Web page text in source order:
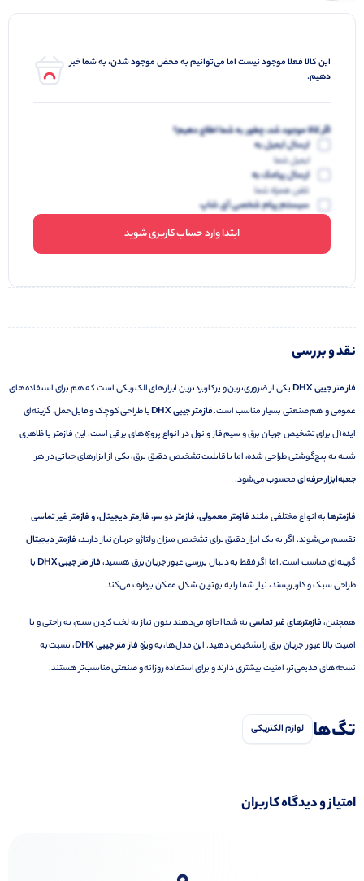
این کالا فعلا موجود نیست اما می‌توانیم به محض موجود شدن، به شما خبر
دهیم.
اگر کالا موجود شد، چطور به شما اطلاع دهیم؟
ارسال ایمیل به
ایمیل شما
ارسال پیامک به
تلفن همراه شما
سیستم پیام شخصی آی شاپ
ابتدا وارد حساب کاربری شوید
نقد و بررسی
فاز متر جیبی DHX
یکی از ضروری‌ترین و پرکاربردترین ابزارهای الکتریکی است که هم برای استفاده‌های
عمومی و هم صنعتی بسیار مناسب است.فازمتر جیبی DHX
با طراحی کوچک و قابل‌حمل، گزینه‌ای
ایده‌آل برای تشخیص جریان برق و سیم فاز و نول در انواع پروژه‌های برقی است. این فازمتر با ظاهری
شبیه به پیچ‌گوشتی طراحی شده، اما با قابلیت تشخیص دقیق برق، یکی از ابزارهای حیاتی در هر
جعبه‌ابزار حرفه‌ایمحسوب می‌شود.
فازمترهابه انواع مختلفی مانندفازمتر معمولی، فازمتر دو سر، فازمتر دیجیتال، و فازمتر غیر تماسی
تقسیم می‌شوند. اگر به یک ابزار دقیق برای تشخیص میزان ولتاژ و جریان نیاز دارید،فازمتر دیجیتال
گزینه‌ای مناسب است. اما اگر فقط به دنبال بررسی عبور جریان برق هستید،فاز متر جیبی DHX
با
طراحی سبک و کاربرپسند، نیاز شما را به بهترین شکل ممکن برطرف می‌کند.
همچنین،فازمترهای غیر تماسیبه شما اجازه می‌دهند بدون نیاز به لخت کردن سیم، به راحتی و با
امنیت بالا عبور جریان برق را تشخیص دهید. این مدل‌ها، به ویژهفاز متر جیبی DHX
، نسبت به
نسخه‌های قدیمی‌تر، امنیت بیشتری دارند و برای استفاده روزانه و صنعتی مناسب‌تر هستند.
تگ‌ها لوازم الکتریکی
امتیاز و دیدگاه کاربران